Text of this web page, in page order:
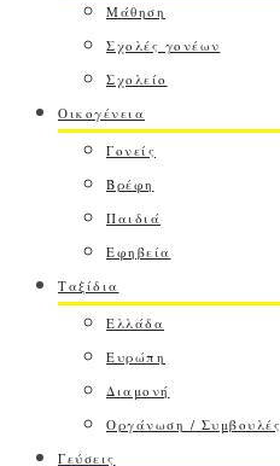
Μάθηση
Σχολές γονέων
Σχολείο
Οικογένεια
Γονείς
Βρέφη
Παιδιά
Εφηβεία
Ταξίδια
Ελλάδα
Ευρώπη
Διαμονή
Οργάνωση / Συμβουλές
Γεύσεις